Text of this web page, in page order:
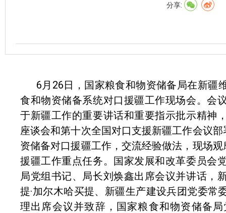
分享:
6月26日，国家粮食和物资储备局在新疆
食和物资储备系统对口援疆工作现场会。会
于新疆工作的重要讲话和重要指示批示精神
座谈会和第十次全国对口支援新疆工作会议
资储备对口援疆工作，交流经验做法，现场
援疆工作重点任务。国家发展和改革委员会
局党组书记、局长刘焕鑫出席会议并讲话，
提·加尔木哈买提、新疆生产建设兵团党委常
理出席会议并致辞，国家粮食和物资储备